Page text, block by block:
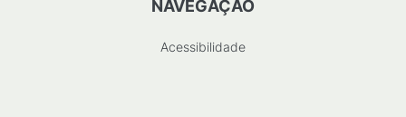
NAVEGAÇÃO
Acessibilidade